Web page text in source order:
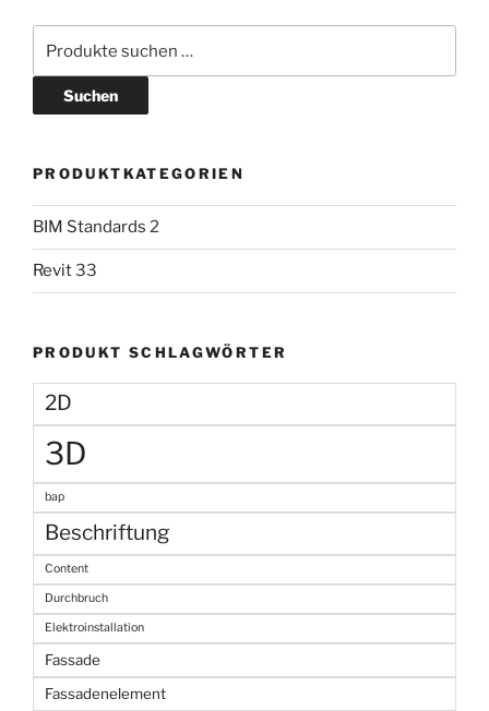
nach:
Suchen
PRODUKTKATEGORIEN
BIM Standards 2
Revit33
PRODUKT SCHLAGWÖRTER
2D
3D
bap
Beschriftung
Content
Durchbruch
Elektroinstallation
Fassade
Fassadenelement